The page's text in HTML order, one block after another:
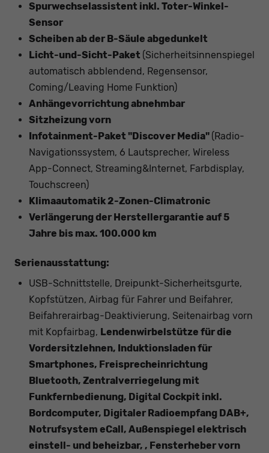
Spurwechselassistent inkl. Toter-Winkel-
Sensor
Scheiben ab der B-Säule abgedunkelt
Licht-und-Sicht-Paket (Sicherheitsinnenspiegel
automatisch abblendend, Regensensor,
Coming/Leaving Home Funktion)
Anhängevorrichtung abnehmbar
Sitzheizung vorn
Infotainment-Paket "Discover Media" (Radio-
Navigationssystem, 6 Lautsprecher, Wireless
App-Connect, Streaming&Internet, Farbdisplay,
Touchscreen)
Klimaautomatik 2-Zonen-Climatronic
Verlängerung der Herstellergarantie auf 5
Jahre bis max. 100.000 km
Serienausstattung:
USB-Schnittstelle, Dreipunkt-Sicherheitsgurte,
Kopfstützen, Airbag für Fahrer und Beifahrer,
Beifahrerairbag-Deaktivierung, Seitenairbag vorn
mit Kopfairbag, Lendenwirbelstütze für die
Vordersitzlehnen, Induktionsladen für
Smartphones, Freisprecheinrichtung
Bluetooth, Zentralverriegelung mit
Funkfernbedienung, Digital Cockpit inkl.
Bordcomputer, Digitaler Radioempfang DAB+,
Notrufsystem eCall, Außenspiegel elektrisch
einstell- und beheizbar, , Fensterheber vorn